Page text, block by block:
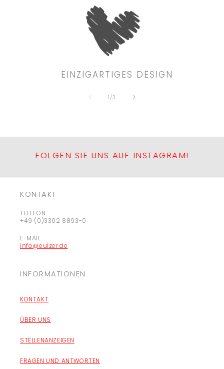
EINZIGARTIGES DESIGN
1 /von
3
FOLGEN SIE UNS AUF INSTAGRAM!
KONTAKT
TELEFON
+49 (0)3302 8893-0
E-MAIL
info@eulzer.de
INFORMATIONEN
KONTAKT
ÜBER UNS
STELLENANZEIGEN
FRAGEN UND ANTWORTEN